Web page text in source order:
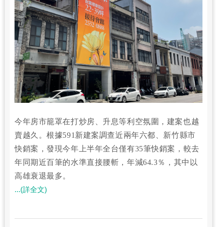
今年房市籠罩在打炒房、升息等利空氛圍，建案也越
賣越久。根據591新建案調查近兩年六都、新竹縣市
快銷案，發現今年上半年全台僅有35筆快銷案，較去
年同期近百筆的水準直接腰斬，年減64.3％，其中以
高雄衰退最多。
...(詳全文)